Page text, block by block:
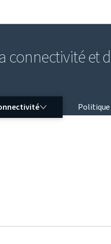
connectivité et